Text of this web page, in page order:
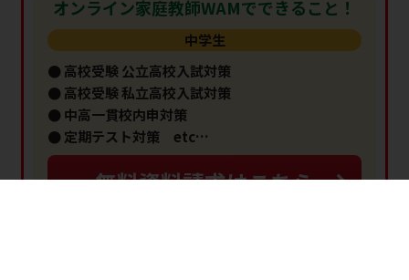
オンライン家庭教師WAMでできること！
中学生
● 高校受験 公立高校入試対策
● 高校受験 私立高校入試対策
● 中高一貫校内申対策
● 定期テスト対策 etc…
無料資料請求はこちら